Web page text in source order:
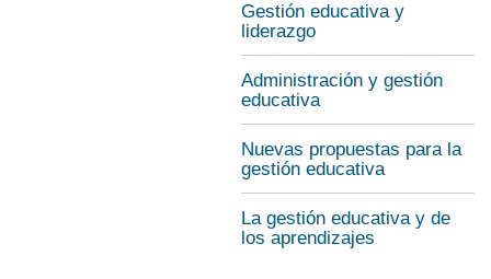
Gestión educativa y
liderazgo
Administración y gestión
educativa
Nuevas propuestas para la
gestión educativa
La gestión educativa y de
los aprendizajes